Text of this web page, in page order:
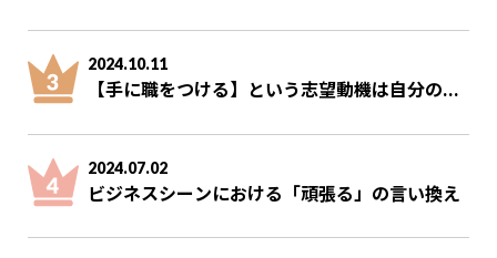
2024.10.11
【手に職をつける】という志望動機は自分の...
2024.07.02
ビジネスシーンにおける「頑張る」の言い換え